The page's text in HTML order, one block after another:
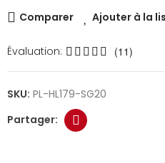
Comparer Ajouter à la
Évaluation: (11)
SKU: PL-HL179-SG20